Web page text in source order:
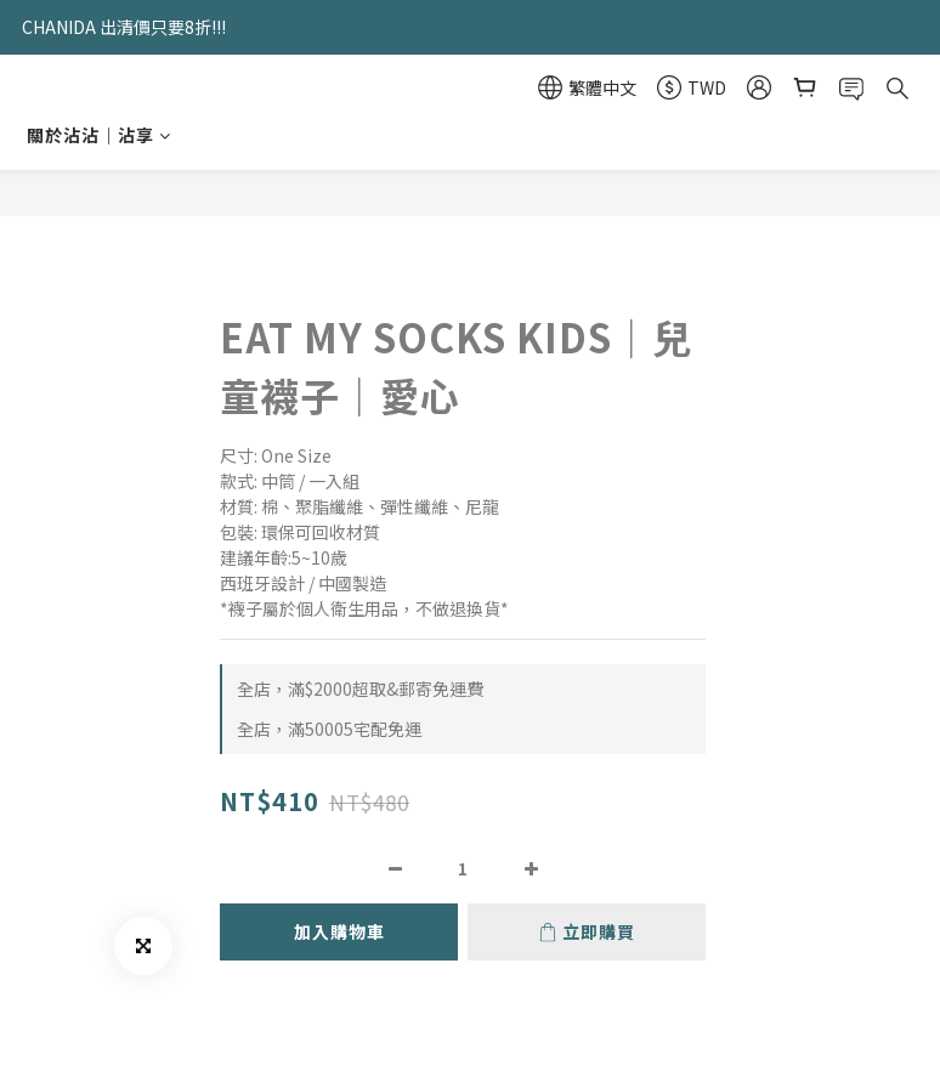
久坐神器>>坐&靠墊組合只要$1488
CHANIDA 出清價只要8折!!!
繁體中文
TWD
關於沾沾｜沾享
EAT MY SOCKS KIDS｜兒
童襪子｜愛心
尺寸: One Size
款式: 中筒 / 一入組
材質: 棉、聚脂纖維、彈性纖維、尼龍
包裝: 環保可回收材質
建議年齡:5~10歲
西班牙設計 / 中國製造
*襪子屬於個人衛生用品，不做退換貨*
全店，滿$2000超取&郵寄免運費
全店，滿50005宅配免運
NT$410 NT$480
加入購物車 立即購買